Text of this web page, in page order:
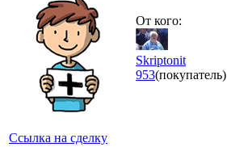
Ссылка на сделку
От кого:
Skriptonit
953(покупатель)